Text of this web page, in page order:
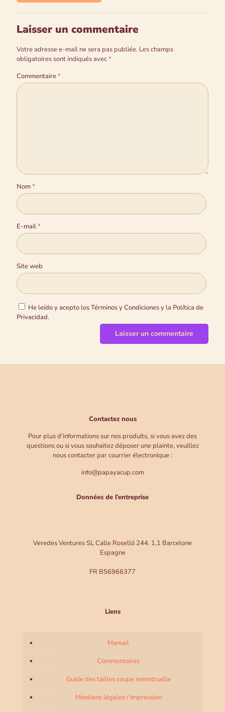
Laisser un commentaire
Votre adresse e-mail ne sera pas publiée. Les champs
obligatoires sont indiqués avec*
Commentaire*
Nom*
E-mail*
Site web
He leído y acepto los Términos y Condiciones y la Política de
Privacidad.
Contactez nous
Pour plus d'informations sur nos produits, si vous avez des
questions ou si vous souhaitez déposer une plainte, veuillez
nous contacter par courrier électronique :
info@papayacup.com
Données de l'entreprise
Veredes Ventures SL Calle Roselló 244. 1,1 Barcelone
Espagne
FR B56966377
Liens
Manuel
Commentaires
Guide des tailles coupe menstruelle
Mentions légales / Impression